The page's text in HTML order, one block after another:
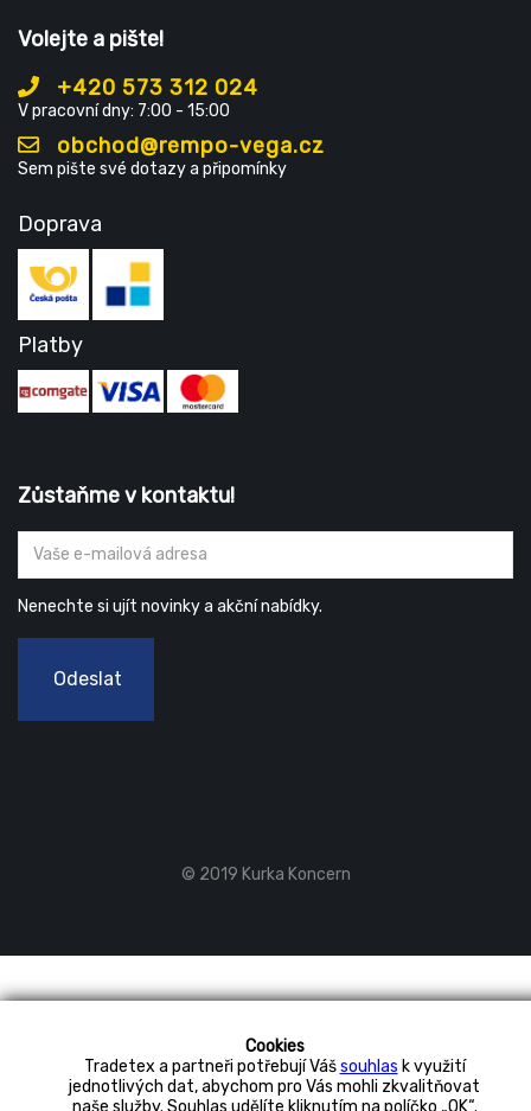
Cookies
Tradetex a partneři potřebují Vášsouhlas k využití
jednotlivých dat, abychom pro Vás mohli zkvalitňovat
naše služby. Souhlas udělíte kliknutím na políčko „OK“.
Volejte a pište!
+420 573 312 024
V pracovní dny: 7:00 - 15:00
obchod@rempo-vega.cz
Sem pište své dotazy a připomínky
Doprava
Platby
Zůstaňme v kontaktu!
Nenechte si ujít novinky a akční nabídky.
Odeslat
© 2019 Kurka Koncern